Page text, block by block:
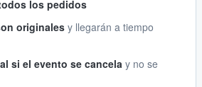
los pedidos
originales y llegarán a tiempo
si el evento se cancela y no se